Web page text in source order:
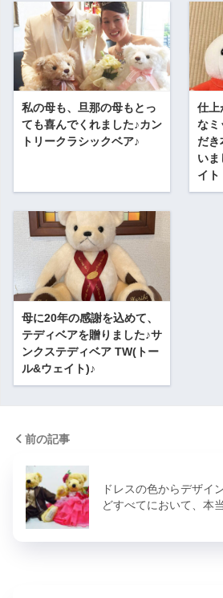
私の母も、旦那の母もとっ
ても喜んでくれました♪カン
トリークラシックベア♪
仕上
なミ
だき
いま
イト
母に20年の感謝を込めて、
テディベアを贈りました♪サ
ンクステディベア TW(トー
ル&ウェイト)♪
前の記事
ドレスの色からデザイ
どすべてにおいて、本